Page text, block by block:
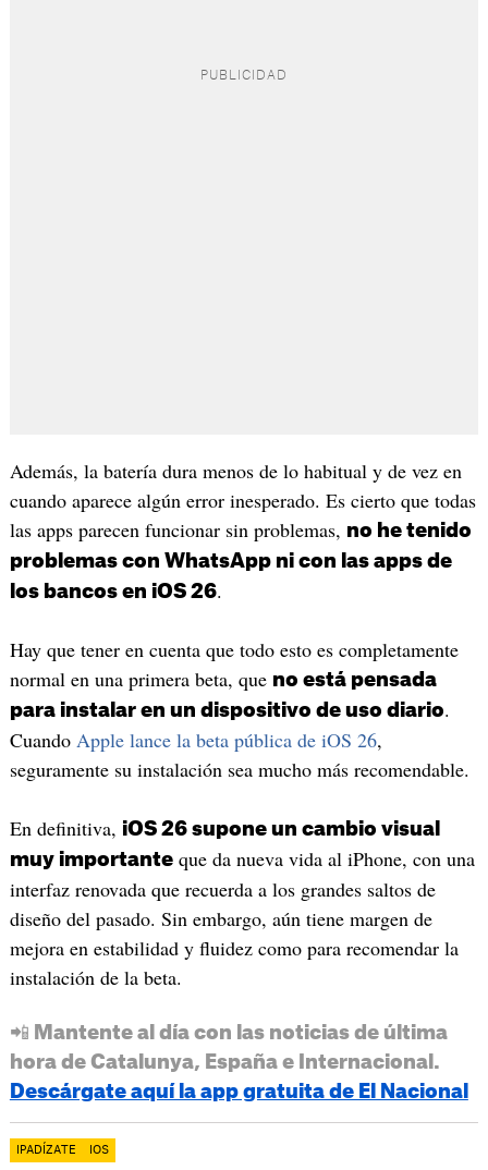
Además, la batería dura menos de lo habitual y de vez en
cuando aparece algún error inesperado. Es cierto que todas
las apps parecen funcionar sin problemas, no he tenido
problemas con WhatsApp ni con las apps de
los bancos en iOS 26.
Hay que tener en cuenta que todo esto es completamente
normal en una primera beta, que no está pensada
para instalar en un dispositivo de uso diario.
Cuando Apple lance la beta pública de iOS 26,
seguramente su instalación sea mucho más recomendable.
En definitiva, iOS 26 supone un cambio visual
muy importanteque da nueva vida al iPhone, con una
interfaz renovada que recuerda a los grandes saltos de
diseño del pasado. Sin embargo, aún tiene margen de
mejora en estabilidad y fluidez como para recomendar la
instalación de la beta.
📲 Mantente al día con las noticias de última
hora de Catalunya, España e Internacional.
Descárgate aquí la app gratuita de El Nacional
IPADÍZATE IOS